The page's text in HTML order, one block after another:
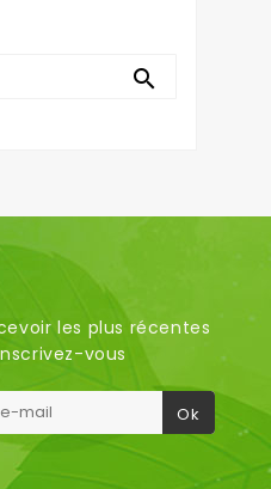

les plus récentes
vous